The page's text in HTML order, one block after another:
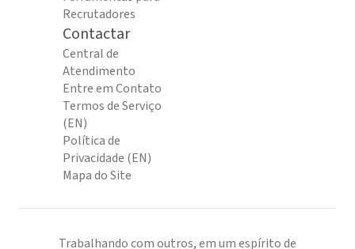
Recrutadores
Contactar
Central de
Atendimento
Entre em Contato
Termos de Serviço
(EN)
Política de
Privacidade (EN)
Mapa do Site
Trabalhando com outros, em um espírito de